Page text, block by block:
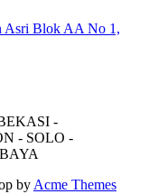
Asri Blok AA No 1,
-
- SOLO -
by Acme Themes